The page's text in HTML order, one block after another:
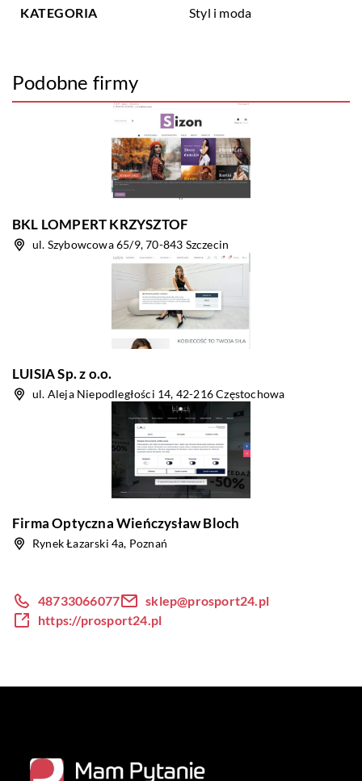
KATEGORIA Styl i moda
Podobne firmy
BKL LOMPERT KRZYSZTOF
ul. Szybowcowa 65/9, 70-843 Szczecin
LUISIA Sp. z o.o.
ul. Aleja Niepodległości 14, 42-216 Częstochowa
Firma Optyczna Wieńczysław Bloch
Rynek Łazarski 4a, Poznań
48733066077
sklep@prosport24.pl
https://prosport24.pl